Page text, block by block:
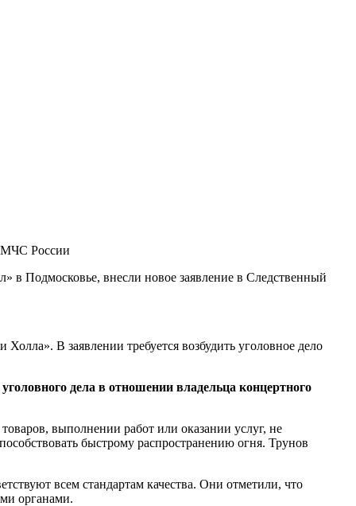
России
в Подмосковье, внесли новое заявление в Следственный
В заявлении требуется возбудить уголовное дело
дела в отношении владельца концертного
выполнении работ или оказании услуг, не
быстрому распространению огня. Трунов
всем стандартам качества. Они отметили, что
органами.